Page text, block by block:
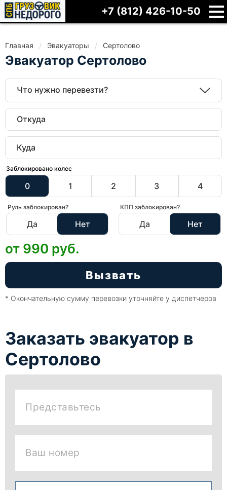
+7 (812) 426-10-50
Главная Эвакуаторы Cертолово
Эвакуатор Cертолово
Что нужно перевезти?
Заблокировано колес
0 1 2 3 4
Руль заблокирован?
Да Нет
КПП заблокирован?
Да Нет
Вызвать
от 990 руб.
* Окончательную сумму перевозки уточняйте у диспетчеров
Заказать эвакуатор в
Cертолово
Представьтесь
Ваш номер